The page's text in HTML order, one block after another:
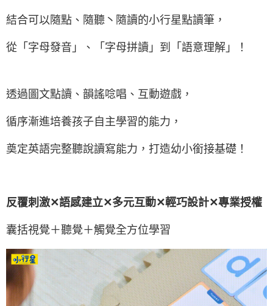
結合可以隨點、隨聽丶隨讀的小行星點讀筆，
從「字母發音」、「字母拼讀」到「語意理解」！
透過圖文點讀、韻謠唸唱、互動遊戲，
循序漸進培養孩子自主學習的能力，
奠定英語完整聽說讀寫能力，打造幼小銜接基礎！
反覆刺激✕語感建立✕多元互動✕輕巧設計✕專業授權
囊括視覺＋聽覺＋觸覺全方位學習